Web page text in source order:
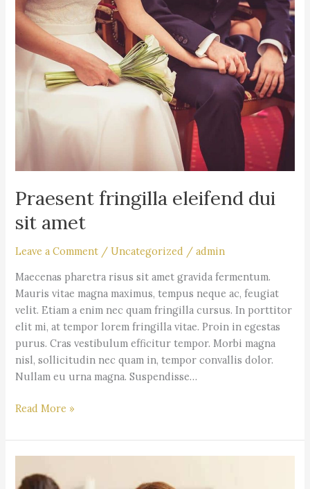
Praesent fringilla eleifend dui
sit amet
Leave a Comment /Uncategorized /admin
Maecenas pharetra risus sit amet gravida fermentum.
Mauris vitae magna maximus, tempus neque ac, feugiat
velit. Etiam a enim nec quam fringilla cursus. In porttitor
elit mi, at tempor lorem fringilla vitae. Proin in egestas
purus. Cras vestibulum efficitur tempor. Morbi magna
nisl, sollicitudin nec quam in, tempor convallis dolor.
Nullam eu urna magna. Suspendisse…
eleifend
dui
sit
amet
Read More »
porro